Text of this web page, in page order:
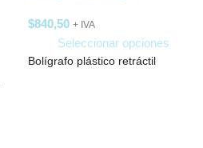
$840,50 + IVA
Seleccionar opciones
Bolígrafo plástico retráctil